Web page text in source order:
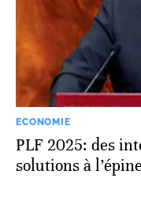
ECONOMIE
PLF 2025: des
solutions à